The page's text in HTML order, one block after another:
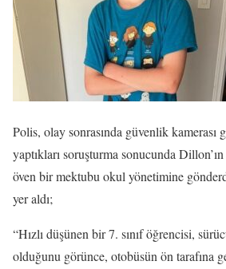
Polis, olay sonrasında güvenlik
yaptıkları soruşturma sonucunda
öven bir mektubu okul yönetimine
yer aldı;
“Hızlı düşünen bir 7. sınıf öğrencisi,
olduğunu görünce, otobüsün ön tarafına